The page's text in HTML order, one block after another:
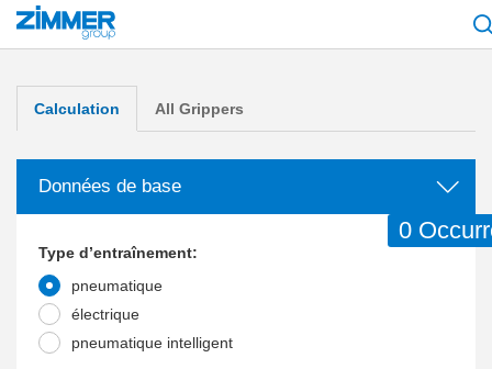
Démarrage Service & contact Moteur de recherche pour
Calculation All Grippers
Données de base
Type d’entraînement:
pneumatique
électrique
pneumatique intelligent